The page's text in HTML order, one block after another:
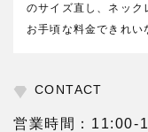
のサイズ直し、ネック
お手頃な料金できれい
CONTACT
営業時間：11:00-